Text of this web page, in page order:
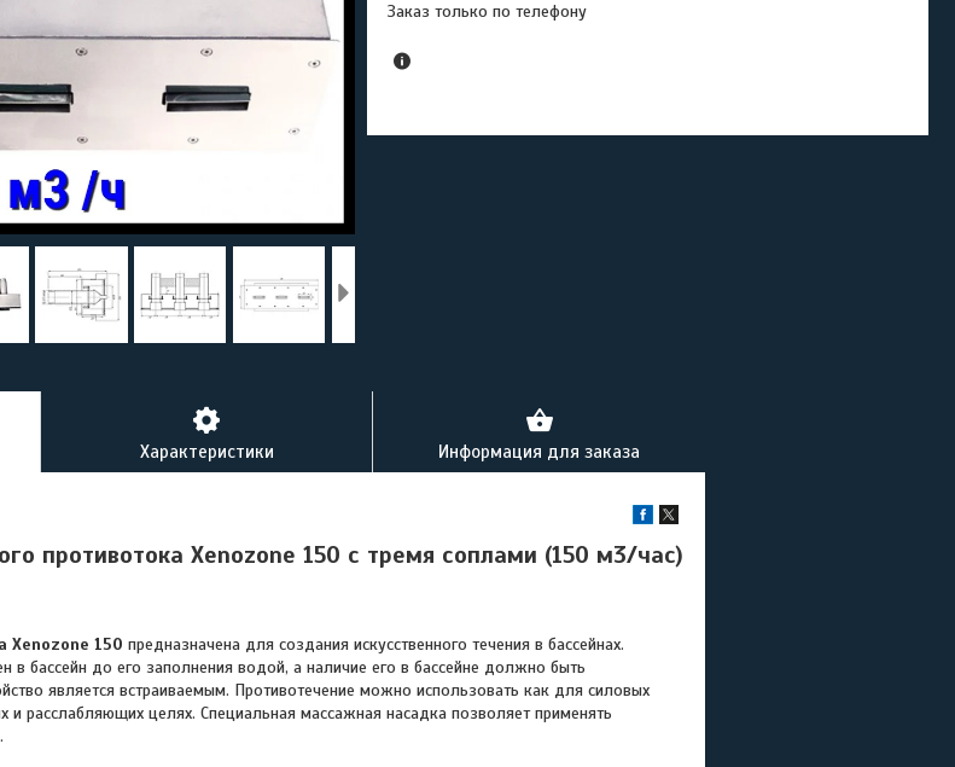
Заказ только по телефону
Характеристики Информация для заказа
противотока Xenozone 150 с тремя соплами (150 м3/час)
Xenozone 150 предназначена для создания искусственного течения в бассейнах.
в бассейн до его заполнения водой, а наличие его в бассейне должно быть
является встраиваемым. Противотечение можно использовать как для силовых
и расслабляющих целях. Специальная массажная насадка позволяет применять